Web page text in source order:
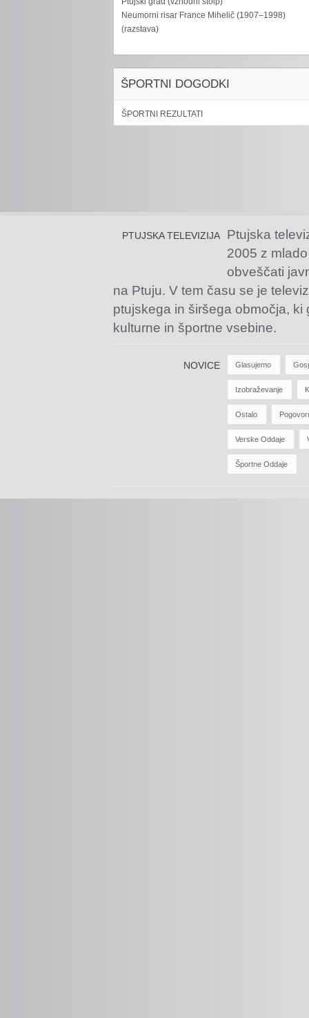
Neumorni risar France Mihelič (1907–1998)
(razstava)
ŠPORTNI DOGODKI
ŠPORTNI REZULTATI
PTUJSKA TELEVIZIJA
Ptujska
2005 z
obveščati
na Ptuju. V tem času se je
ptujskega in širšega območja,
kulturne in športne vsebine.
NOVICE Glasujemo
Izobraževanje
Ostalo
Verske Oddaje
Športne Oddaje